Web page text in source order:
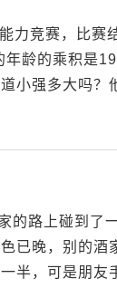
力竞赛，比赛
龄的乘积是
小强多大吗？
的路上碰到了
已晚，别的酒
半，可是朋友